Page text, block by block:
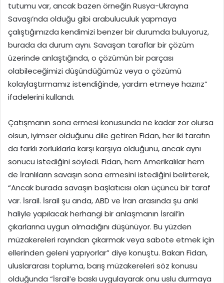
tutumu var, ancak bazen örneğin Rusya-Ukrayna
Savaşı’nda olduğu gibi arabuluculuk yapmaya
çalıştığımızda kendimizi benzer bir durumda buluyoruz,
burada da durum aynı. Savaşan taraflar bir çözüm
üzerinde anlaştığında, o çözümün bir parçası
olabileceğimizi düşündüğümüz veya o çözümü
kolaylaştırmamız istendiğinde, yardım etmeye hazırız”
ifadelerini kullandı.
Çatışmanın sona ermesi konusunda ne kadar zor olursa
olsun, iyimser olduğunu dile getiren Fidan, her iki tarafın
da farklı zorluklarla karşı karşıya olduğunu, ancak aynı
sonucu istediğini söyledi. Fidan, hem Amerikalılar hem
de İranlıların savaşın sona ermesini istediğini belirterek,
“Ancak burada savaşın başlatıcısı olan üçüncü bir taraf
var. İsrail. İsrail şu anda, ABD ve İran arasında şu anki
haliyle yapılacak herhangi bir anlaşmanın İsrail’in
çıkarlarına uygun olmadığını düşünüyor. Bu yüzden
müzakereleri rayından çıkarmak veya sabote etmek için
ellerinden geleni yapıyorlar” diye konuştu. Bakan Fidan,
uluslararası topluma, barış müzakereleri söz konusu
olduğunda “İsrail’e baskı uygulayarak onu uslu durmaya